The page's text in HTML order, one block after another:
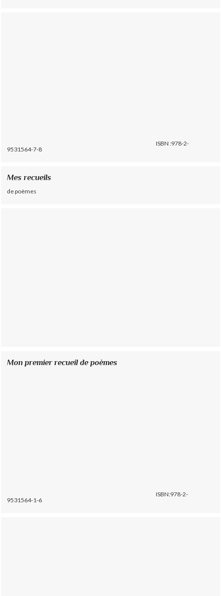
ISBN :978-2-
9531564-7-8
Mes recueils
de poèmes
Mon premier recueil de poèmes
ISBN:978-2-
9531564-1-6